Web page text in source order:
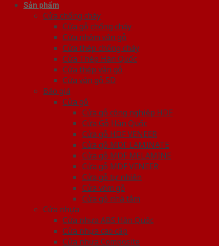
Sản phẩm
Cửa chống cháy
Cửa gỗ chống cháy
Cửa nhôm vân gỗ
Cửa thép chống cháy
Cửa Thép Hàn Quốc
Cửa thép vân gỗ
Cửa vân gỗ 5D
Báo giá
Cửa gỗ
Cửa gỗ công nghiệp HDF
Cửa Gỗ Hàn Quốc
Cửa gỗ HDF VENEER
Cửa gỗ MDF LAMINATE
Cửa gỗ MDF MELAMINE
Cửa gỗ MDF VENEER
Cửa gỗ tự nhiên
Cửa vòm gỗ
Cửa gỗ nhà tắm
Cửa nhựa
Cửa nhựa ABS Hàn Quốc
Cửa nhựa cao cấp
Cửa nhựa Composite